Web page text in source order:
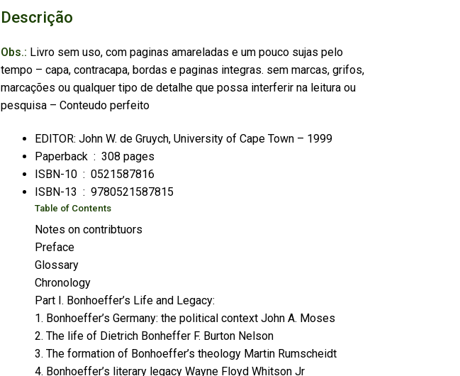
Descrição
Obs.: Livro sem uso, com paginas amareladas e um pouco sujas pelo
tempo – capa, contracapa, bordas e paginas integras. sem marcas, grifos,
marcações ou qualquer tipo de detalhe que possa interferir na leitura ou
pesquisa – Conteudo perfeito
EDITOR: John W. de Gruych, University of Cape Town – 1999
Paperback ‏ : ‎ 308 pages
ISBN-10 ‏ : ‎ 0521587816
ISBN-13 ‏ : ‎ 9780521587815
Table of Contents
Notes on contribtuors
Preface
Glossary
Chronology
Part I. Bonhoeffer’s Life and Legacy:
1. Bonhoeffer’s Germany: the political context John A. Moses
2. The life of Dietrich Bonheffer F. Burton Nelson
3. The formation of Bonhoeffer’s theology Martin Rumscheidt
4. Bonhoeffer’s literary legacy Wayne Floyd Whitson Jr